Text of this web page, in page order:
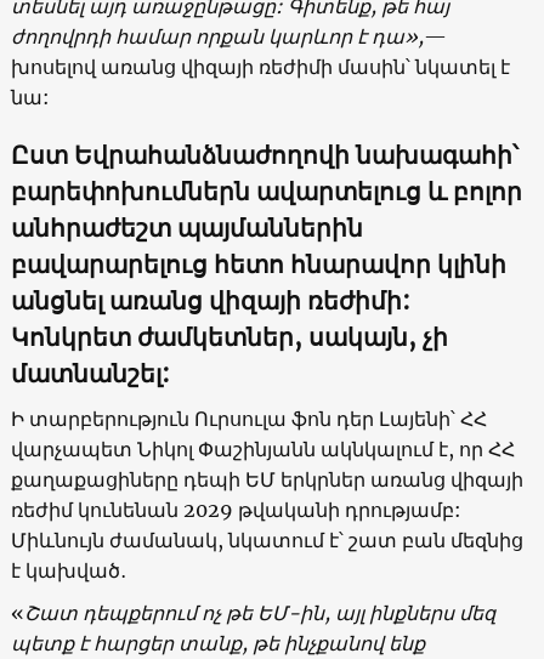
տեսնել այդ առաջընթացը: Գիտենք, թե հայ
ժողովրդի համար որքան կարևոր է դա»,—
խոսելով առանց վիզայի ռեժիմի մասին՝ նկատել է
նա:
Ըստ Եվրահանձնաժողովի նախագահի՝
բարեփոխումներն ավարտելուց և բոլոր
անհրաժեշտ պայմաններին
բավարարելուց հետո հնարավոր կլինի
անցնել առանց վիզայի ռեժիմի:
Կոնկրետ ժամկետներ, սակայն, չի
մատնանշել:
Ի տարբերություն Ուրսուլա ֆոն դեր Լայենի՝ ՀՀ
վարչապետ Նիկոլ Փաշինյանն ակնկալում է, որ ՀՀ
քաղաքացիները դեպի ԵՄ երկրներ առանց վիզայի
ռեժիմ կունենան 2029 թվականի դրությամբ:
Միևնույն ժամանակ, նկատում է՝ շատ բան մեզնից
է կախված․
«Շատ դեպքերում ոչ թե ԵՄ-ին, այլ ինքներս մեզ
պետք է հարցեր տանք, թե ինչքանով ենք